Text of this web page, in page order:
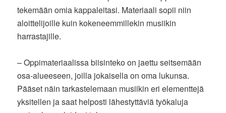
tekemään omia kappaleitasi. Materiaali sopii niin
aloittelijoille kuin kokeneemmillekin musiikin
harrastajille.
– Oppimateriaalissa biisinteko on jaettu seitsemään
osa-alueeseen, joilla jokaisella on oma lukunsa.
Pääset näin tarkastelemaan musiikin eri elementtejä
yksitellen ja saat helposti lähestyttäviä työkaluja